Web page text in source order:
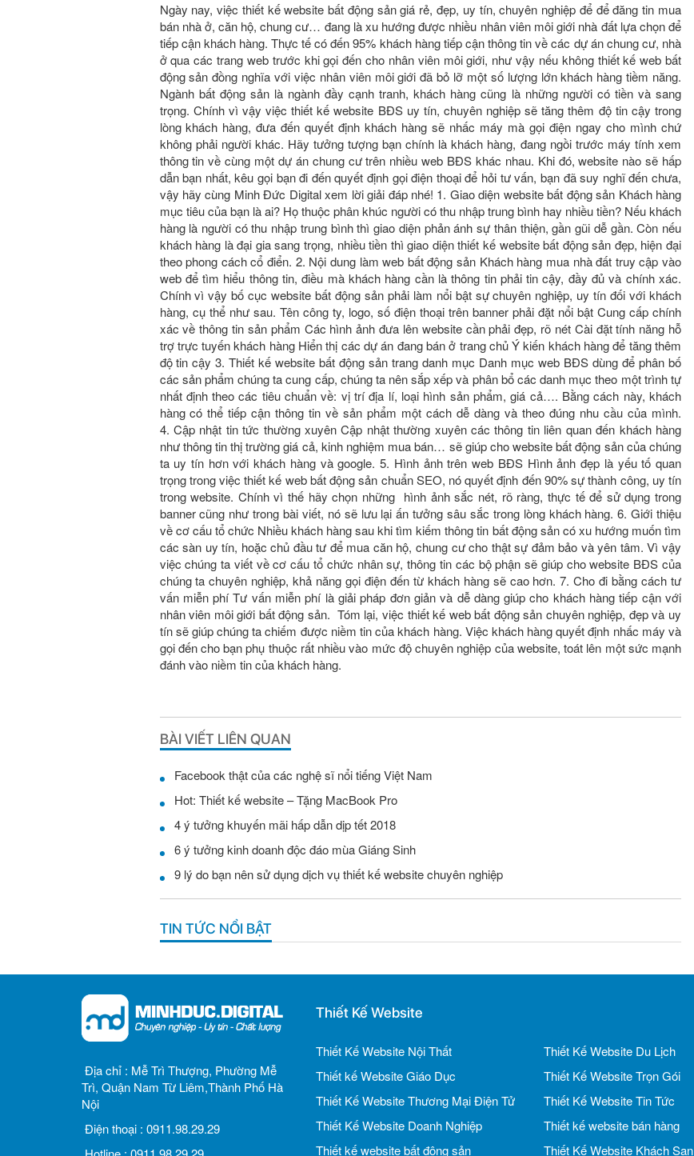
Ngày nay, việc thiết kế website bất động sản giá rẻ, đẹp, uy tín, chuyên nghiệp để để đăng tin mua
bán nhà ở, căn hộ, chung cư… đang là xu hướng được nhiều nhân viên môi giới nhà đất lựa chọn để
tiếp cận khách hàng. Thực tế có đến 95% khách hàng tiếp cận thông tin về các dự án chung cư, nhà
ở qua các trang web trước khi gọi đến cho nhân viên môi giới, như vậy nếu không thiết kế web bất
động sản đồng nghĩa với việc nhân viên môi giới đã bỏ lỡ một số lượng lớn khách hàng tiềm năng.
Ngành bất động sản là ngành đầy cạnh tranh, khách hàng cũng là những người có tiền và sang
trọng. Chính vì vậy việc thiết kế website BĐS uy tín, chuyên nghiệp sẽ tăng thêm độ tin cậy trong
lòng khách hàng, đưa đến quyết định khách hàng sẽ nhấc máy mà gọi điện ngay cho mình chứ
không phải người khác. Hãy tưởng tượng bạn chính là khách hàng, đang ngồi trước máy tính xem
thông tin về cùng một dự án chung cư trên nhiều web BĐS khác nhau. Khi đó, website nào sẽ hấp
dẫn bạn nhất, kêu gọi bạn đi đến quyết định gọi điện thoại để hỏi tư vấn, bạn đã suy nghĩ đến chưa,
vậy hãy cùng Minh Đức Digital xem lời giải đáp nhé! 1. Giao diện website bất động sản Khách hàng
mục tiêu của bạn là ai? Họ thuộc phân khúc người có thu nhập trung bình hay nhiều tiền? Nếu khách
hàng là người có thu nhập trung bình thì giao diện phản ánh sự thân thiện, gần gũi dễ gần. Còn nếu
khách hàng là đại gia sang trọng, nhiều tiền thì giao diện thiết kế website bất động sản đẹp, hiện đại
theo phong cách cổ điển. 2. Nội dung làm web bất động sản Khách hàng mua nhà đất truy cập vào
web để tìm hiểu thông tin, điều mà khách hàng cần là thông tin phải tin cậy, đầy đủ và chính xác.
Chính vì vậy bố cục website bất động sản phải làm nổi bật sự chuyên nghiệp, uy tín đối với khách
hàng, cụ thể như sau. Tên công ty, logo, số điện thoại trên banner phải đặt nổi bật Cung cấp chính
xác về thông tin sản phẩm Các hình ảnh đưa lên website cần phải đẹp, rõ nét Cài đặt tính năng hỗ
trợ trực tuyến khách hàng Hiển thị các dự án đang bán ở trang chủ Ý kiến khách hàng để tăng thêm
độ tin cậy 3. Thiết kế website bất động sản trang danh mục Danh mục web BĐS dùng để phân bố
các sản phẩm chúng ta cung cấp, chúng ta nên sắp xếp và phân bổ các danh mục theo một trình tự
nhất định theo các tiêu chuẩn về: vị trí địa lí, loại hình sản phẩm, giá cả…. Bằng cách này, khách
hàng có thể tiếp cận thông tin về sản phẩm một cách dễ dàng và theo đúng nhu cầu của mình.
4. Cập nhật tin tức thường xuyên Cập nhật thường xuyên các thông tin liên quan đến khách hàng
như thông tin thị trường giá cả, kinh nghiệm mua bán… sẽ giúp cho website bất động sản của chúng
ta uy tín hơn với khách hàng và google. 5. Hình ảnh trên web BĐS Hình ảnh đẹp là yếu tố quan
trọng trong việc thiết kế web bất động sản chuẩn SEO, nó quyết định đến 90% sự thành công, uy tín
trong website. Chính vì thế hãy chọn những hình ảnh sắc nét, rõ ràng, thực tế để sử dụng trong
banner cũng như trong bài viết, nó sẽ lưu lại ấn tưởng sâu sắc trong lòng khách hàng. 6. Giới thiệu
về cơ cấu tổ chức Nhiều khách hàng sau khi tìm kiếm thông tin bất động sản có xu hướng muốn tìm
các sàn uy tín, hoặc chủ đầu tư để mua căn hộ, chung cư cho thật sự đảm bảo và yên tâm. Vì vậy
việc chúng ta viết về cơ cấu tổ chức nhân sự, thông tin các bộ phận sẽ giúp cho website BĐS của
chúng ta chuyên nghiệp, khả năng gọi điện đến từ khách hàng sẽ cao hơn. 7. Cho đi bằng cách tư
vấn miễn phí Tư vấn miễn phí là giải pháp đơn giản và dễ dàng giúp cho khách hàng tiếp cận với
nhân viên môi giới bất động sản. Tóm lại, việc thiết kế web bất động sản chuyên nghiệp, đẹp và uy
tín sẽ giúp chúng ta chiếm được niềm tin của khách hàng. Việc khách hàng quyết định nhấc máy và
gọi đến cho bạn phụ thuộc rất nhiều vào mức độ chuyên nghiệp của website, toát lên một sức mạnh
đánh vào niềm tin của khách hàng.
BÀI VIẾT LIÊN QUAN
Facebook thật của các nghệ sĩ nổi tiếng Việt Nam
Hot: Thiết kế website – Tặng MacBook Pro
4 ý tưởng khuyến mãi hấp dẫn dịp tết 2018
6 ý tưởng kinh doanh độc đáo mùa Giáng Sinh
9 lý do bạn nên sử dụng dịch vụ thiết kế website chuyên nghiệp
TIN TỨC NỔI BẬT
Địa chỉ : Mễ Trì Thượng, Phường Mễ
Trì, Quận Nam Từ Liêm,Thành Phố Hà
Nội
Điện thoại : 0911.98.29.29
Thiết Kế Website
Thiết Kế Website Nội Thất
Thiết kế Website Giáo Dục
Thiết Kế Website Thương Mại Điện Tử
Thiết Kế Website Doanh Nghiệp
Thiết kế website bất động sản
Thiết Kế Website Du Lịch
Thiết Kế Website Trọn Gói
Thiết Kế Website Tin Tức
Thiết kế website bán hàng
Thiết Kế Website Khách Sạn